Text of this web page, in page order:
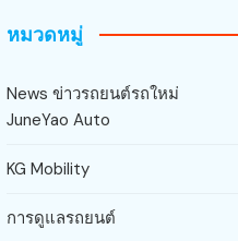
หมวดหมู่
News ข่าวรถยนต์รถใหม่
JuneYao Auto
KG Mobility
การดูแลรถยนต์